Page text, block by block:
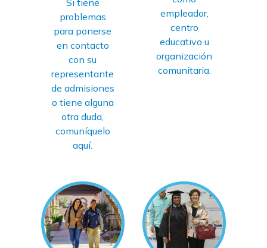
problemas
para ponerse
en contacto
con su
representante
de admisiones
o tiene alguna
otra duda,
comuníquelo
aquí.
empleador,
centro
educativo u
organización
comunitaria.